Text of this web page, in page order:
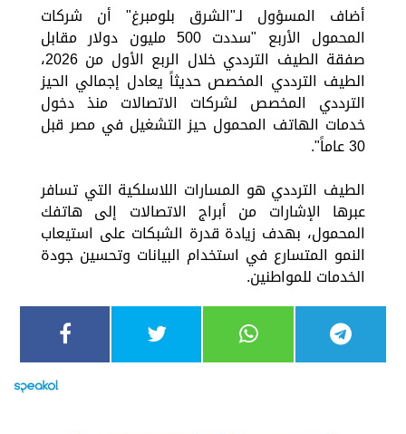
أضاف المسؤول لـ"الشرق بلومبرغ" أن شركات
المحمول الأربع "سددت 500 مليون دولار مقابل
صفقة الطيف الترددي خلال الربع الأول من 2026،
الطيف الترددي المخصص حديثاً يعادل إجمالي الحيز
الترددي المخصص لشركات الاتصالات منذ دخول
خدمات الهاتف المحمول حيز التشغيل في مصر قبل
30 عاماً".
الطيف الترددي هو المسارات اللاسلكية التي تسافر
عبرها الإشارات من أبراج الاتصالات إلى هاتفك
المحمول، بهدف زيادة قدرة الشبكات على استيعاب
النمو المتسارع في استخدام البيانات وتحسين جودة
الخدمات للمواطنين.